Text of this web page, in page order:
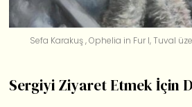
Sefa Karakuş , Ophelia in Fur I, Tuval
Sergiyi Ziyaret Etmek İçin